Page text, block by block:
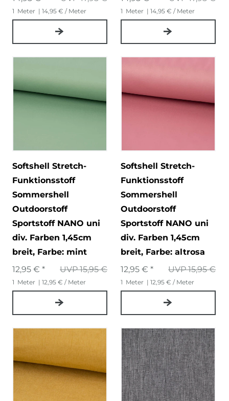
1 Meter | 14,95 € / Meter 1 Meter | 14,95 € / Meter
Softshell Stretch-
Funktionsstoff
Sommershell
Outdoorstoff
Sportstoff NANO uni
div. Farben 1,45cm
breit, Farbe: mint
UVP 15,95 €
12,95 € *
1 Meter | 12,95 € / Meter
Softshell Stretch-
Funktionsstoff
Sommershell
Outdoorstoff
Sportstoff NANO uni
div. Farben 1,45cm
breit, Farbe: altrosa
UVP 15,95 €
12,95 € *
1 Meter | 12,95 € / Meter